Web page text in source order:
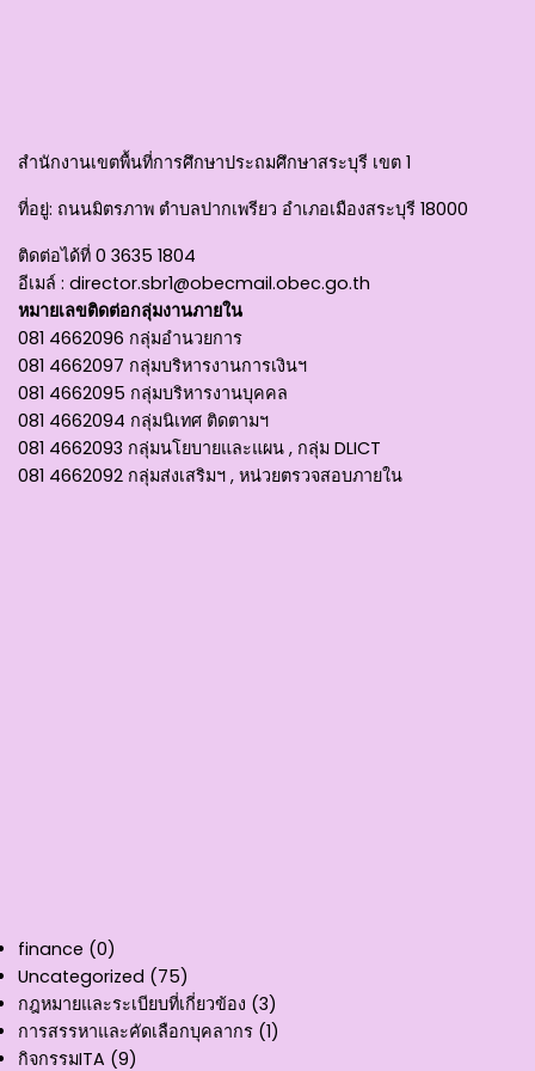
สำนักงานเขตพื้นที่การศึกษาประถมศึกษาสระบุรี เขต 1
ที่อยู่: ถนนมิตรภาพ ตำบลปากเพรียว อำเภอเมืองสระบุรี 18000
ติดต่อได้ที่ 0 3635 1804
อีเมล์ : director.sbr1@obecmail.obec.go.th
หมายเลขติดต่อกลุ่มงานภายใน
081 4662096 กลุ่มอำนวยการ
081 4662097 กลุ่มบริหารงานการเงินฯ
081 4662095 กลุ่มบริหารงานบุคคล
081 4662094 กลุ่มนิเทศ ติดตามฯ
081 4662093 กลุ่มนโยบายและแผน , กลุ่ม DLICT
081 4662092 กลุ่มส่งเสริมฯ , หน่วยตรวจสอบภายใน
finance (0)
Uncategorized (75)
กฎหมายและระเบียบที่เกี่ยวข้อง (3)
การสรรหาและคัดเลือกบุคลากร (1)
กิจกรรมITA (9)